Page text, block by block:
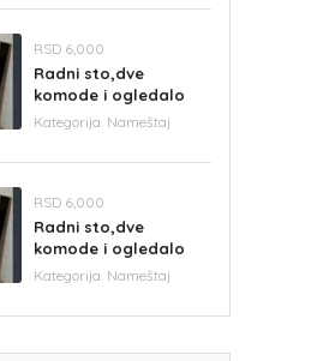
RSD 6,000
Radni sto,dve
komode i ogledalo
Kategorija: Nameštaj
RSD 6,000
Radni sto,dve
komode i ogledalo
Kategorija: Nameštaj